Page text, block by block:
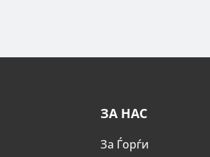
ЗА НАС
За Ѓорѓи